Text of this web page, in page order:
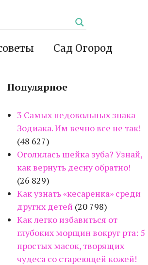
Сад Огород
Популярное
3 Самых недовольных знака
Зодиака. Им вечно все не так!
(48 627)
Оголилась шейка зуба? Узнай,
как вернуть десну обратно!
(26 829)
Как узнать «кесаренка» среди
других детей (20 798)
Как легко избавиться от
глубоких морщин вокруг рта: 5
простых масок, творящих
чудеса со стареющей кожей!